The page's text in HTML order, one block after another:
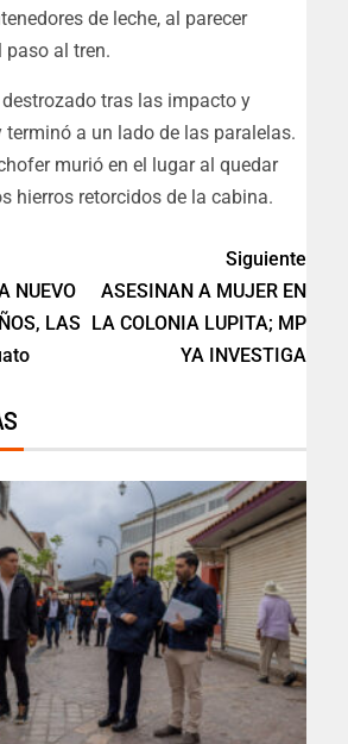
de leche, al parecer
paso al tren.
tras las impacto y
terminó a un lado de las paralelas.
murió en el lugar al quedar
hierros retorcidos de la cabina.
NUEVO
LAS
Siguiente
ASESINAN A MUJER EN
LA COLONIA LUPITA; MP
YA INVESTIGA